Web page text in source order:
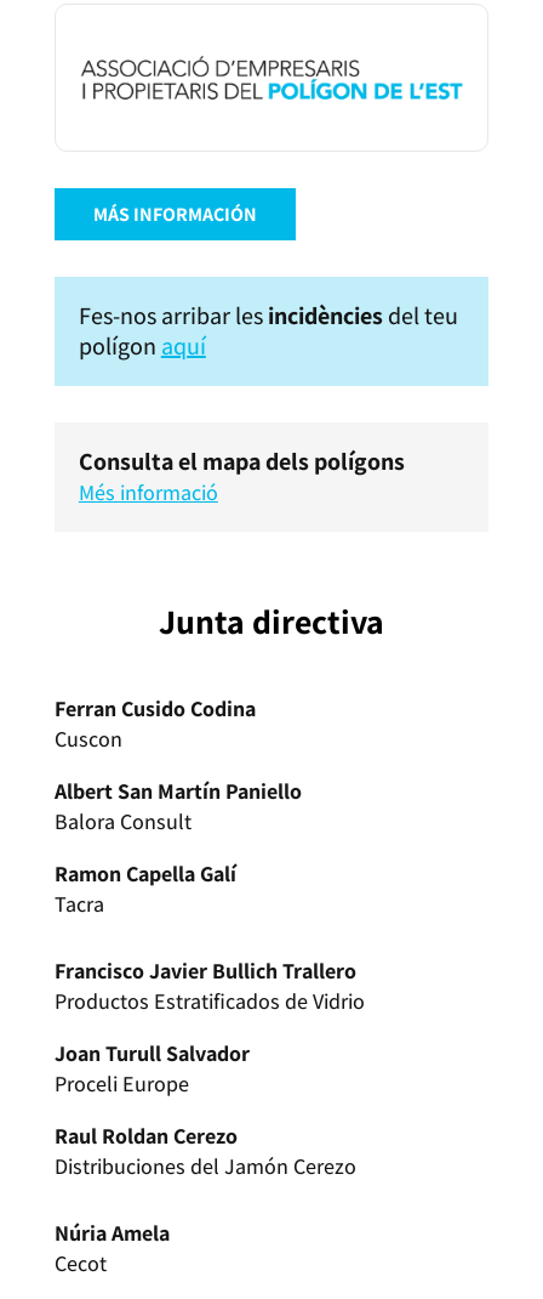
MÁS INFORMACIÓN
Fes-nos arribar lesincidènciesdel teu
polígon aquí
Consulta el mapa dels polígons
Més informació
Junta directiva
Ferran Cusido Codina
Cuscon
Albert San Martín Paniello
Balora Consult
Ramon Capella Galí
Tacra
Francisco Javier Bullich Trallero
Productos Estratificados de Vidrio
Joan Turull Salvador
Proceli Europe
Raul Roldan Cerezo
Distribuciones del Jamón Cerezo
Núria Amela
Cecot